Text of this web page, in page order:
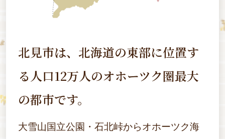
北見市は、北海道の東部に位置す
る 人口12万人のオホーツク圏最大
の都市です。
大雪山国立公園・石北峠からオホーツク海